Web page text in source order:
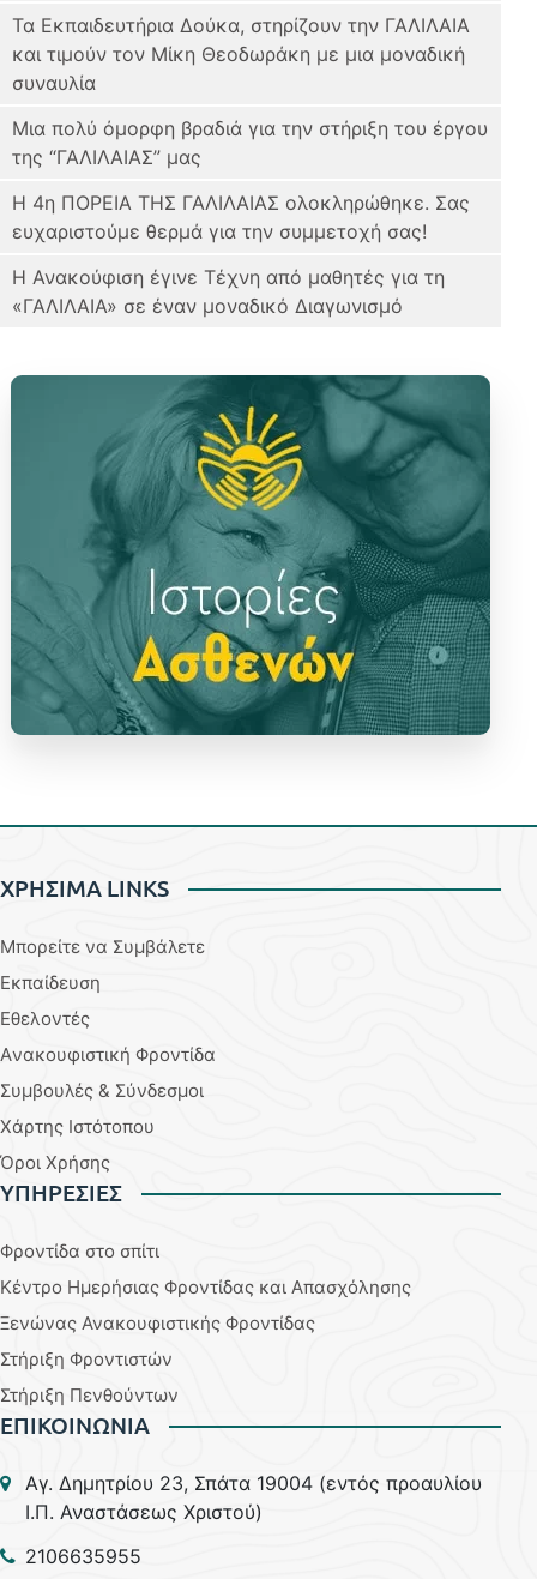
Τα Εκπαιδευτήρια Δούκα, στηρίζουν την ΓΑΛΙΛΑΙΑ
και τιμούν τον Μίκη Θεοδωράκη με μια μοναδική
συναυλία
Μια πολύ όμορφη βραδιά για την στήριξη του έργου
της “ΓΑΛΙΛΑΙΑΣ” μας
Η 4η ΠΟΡΕΙΑ ΤΗΣ ΓΑΛΙΛΑΙΑΣ ολοκληρώθηκε. Σας
ευχαριστούμε θερμά για την συμμετοχή σας!
Η Ανακούφιση έγινε Τέχνη από μαθητές για τη
«ΓΑΛΙΛΑΙΑ» σε έναν μοναδικό Διαγωνισμό
ΧΡΗΣΙΜΑ LINKS
Μπορείτε να Συμβάλετε
Εκπαίδευση
Εθελοντές
Aνακουφιστική Φροντίδα
Συμβουλές & Σύνδεσμοι
Χάρτης Ιστότοπου
Όροι Χρήσης
YΠΗΡΕΣΙΕΣ
Φροντίδα στο σπίτι
Κέντρο Ημερήσιας Φροντίδας και Απασχόλησης
Ξενώνας Ανακουφιστικής Φροντίδας
Στήριξη Φροντιστών
Στήριξη Πενθούντων
ΕΠΙΚΟΙΝΩΝΙΑ
Aγ. Δημητρίου 23, Σπάτα 19004 (εντός προαυλίου
Ι.Π. Αναστάσεως Χριστού)
2106635955